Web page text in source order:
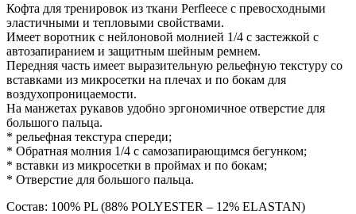
Кофта для тренировок из ткани Perfleece с превосходными
эластичными и тепловыми свойствами.
Имеет воротник с нейлоновой молнией 1/4 с застежкой с
автозапиранием и защитным шейным ремнем.
Передняя часть имеет выразительную рельефную текстуру со
вставками из микросетки на плечах и по бокам для
воздухопроницаемости.
На манжетах рукавов удобно эргономичное отверстие для
большого пальца.
* рельефная текстура спереди;
* Обратная молния 1/4 с самозапирающимся бегунком;
* вставки из микросетки в проймах и по бокам;
* Отверстие для большого пальца.
Состав: 100% PL (88% POLYESTER – 12% ELASTAN)